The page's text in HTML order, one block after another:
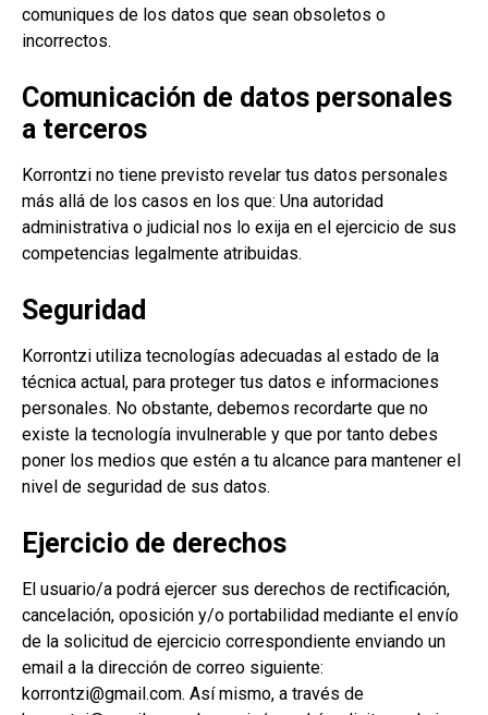
comuniques de los datos que sean obsoletos o
incorrectos.
Comunicación de datos personales
a terceros
Korrontzi no tiene previsto revelar tus datos personales
más allá de los casos en los que: Una autoridad
administrativa o judicial nos lo exija en el ejercicio de sus
competencias legalmente atribuidas.
Seguridad
Korrontzi utiliza tecnologías adecuadas al estado de la
técnica actual, para proteger tus datos e informaciones
personales. No obstante, debemos recordarte que no
existe la tecnología invulnerable y que por tanto debes
poner los medios que estén a tu alcance para mantener el
nivel de seguridad de sus datos.
Ejercicio de derechos
El usuario/a podrá ejercer sus derechos de rectificación,
cancelación, oposición y/o portabilidad mediante el envío
de la solicitud de ejercicio correspondiente enviando un
email a la dirección de correo siguiente:
korrontzi@gmail.com​. Así mismo, a través de